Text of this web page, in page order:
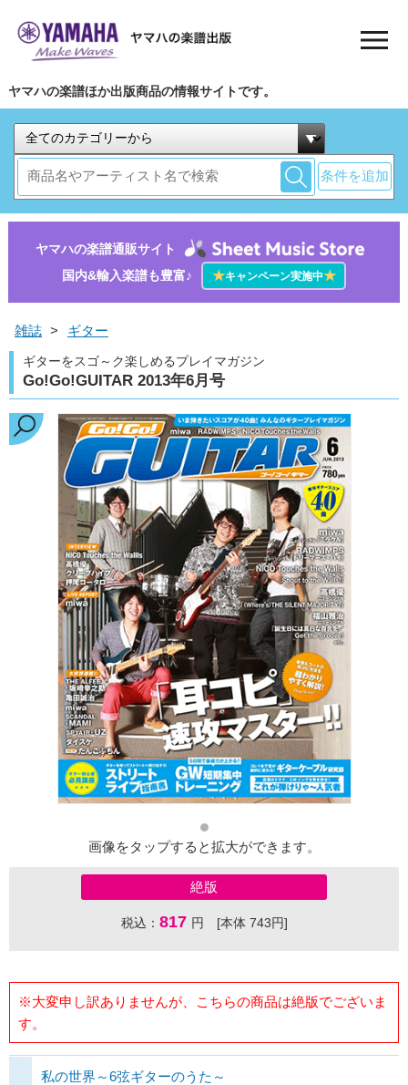
ヤマハの楽譜ほか出版商品の情報サイトです。
条件を追加
ヤマハの楽譜通販サイト
国内&輸入楽譜も豊富♪
★キャンペーン実施中★
雑誌 > ギター
ギターをスゴ～ク楽しめるプレイマガジン
Go!Go!GUITAR 2013年6月号
画像をタップすると拡大ができます。
絶版
税込： 817 円 [本体 743円]
※大変申し訳ありませんが、こちらの商品は絶版でございま
す。
私の世界～6弦ギターのうた～